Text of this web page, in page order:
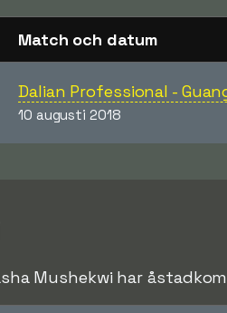
Match och datum
Dalian Professional -
10 augusti 2018
Mushekwi har